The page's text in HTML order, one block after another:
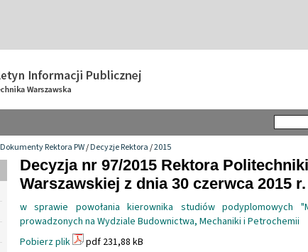
Dokumenty Rektora PW/Decyzje Rektora/2015
Decyzja nr 97/2015 Rektora Politechniki
Warszawskiej z dnia 30 czerwca 2015 r.
w sprawie powołania kierownika studiów podyplomowych
prowadzonych na Wydziale Budownictwa, Mechaniki i Petrochemii
Pobierz plik
pdf 231,88 kB